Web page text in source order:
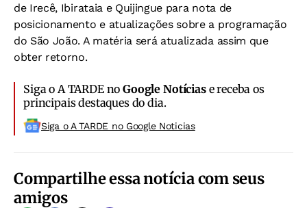
de Irecê, Ibirataia e Quijingue para nota de
posicionamento e atualizações sobre a programação
do São João. A matéria será atualizada assim que
obter retorno.
Siga o A TARDE noGoogle Notíciase receba os
principais destaques do dia.
Siga o A TARDE no Google Noticias
Compartilhe essa notícia com seus
amigos